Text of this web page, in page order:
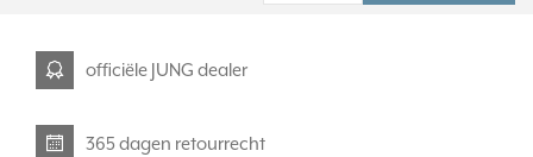
officiële JUNG dealer
365 dagen retourrecht